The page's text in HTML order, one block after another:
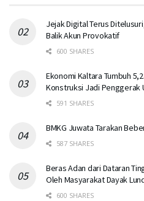
Jejak Digital Terus
Balik Akun Provokatif
600 SHARES
Ekonomi Kaltara Tumbuh
Konstruksi Jadi Penggerak
591 SHARES
BMKG Juwata Tarakan
587 SHARES
Beras Adan dari Dataran
Oleh Masyarakat Dayak
600 SHARES